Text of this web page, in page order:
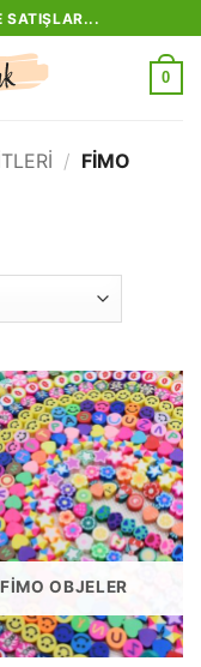
SATIŞLAR...
0
/ FIMO
FIMO OBJELER